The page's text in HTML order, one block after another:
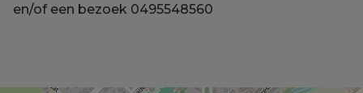
en/of een bezoek 0495548560